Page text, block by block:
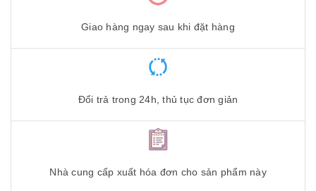
Giao hàng ngay sau khi đặt hàng
Đổi trả trong 24h, thủ tục đơn giản
Nhà cung cấp xuất hóa đơn cho sản phẩm này